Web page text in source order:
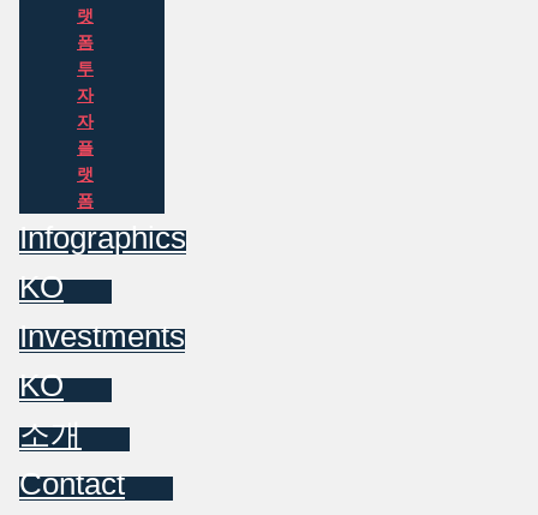
랫
폼
투
자
자
플
랫
폼
Infographics
KO
Investments
KO
소개
Contact